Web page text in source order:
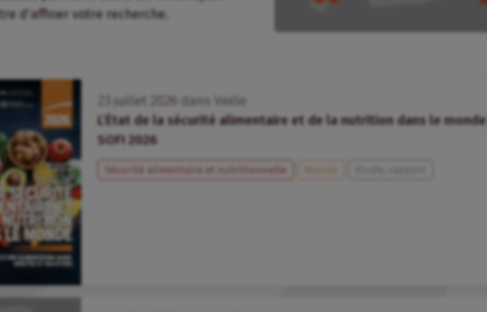
d’affiner votre recherche.
juillet dans
Veille
L’État de la sécurité alimentaire et de la nutrition dans le monde
SOFI 2026
Sécurité alimentaire et nutritionnelle Monde